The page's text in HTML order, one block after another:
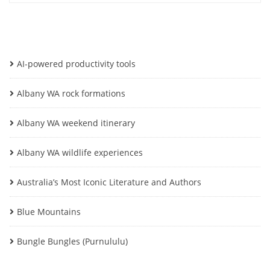
AI-powered productivity tools
Albany WA rock formations
Albany WA weekend itinerary
Albany WA wildlife experiences
Australia’s Most Iconic Literature and Authors
Blue Mountains
Bungle Bungles (Purnululu)